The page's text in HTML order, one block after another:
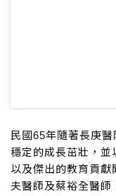
民國65年隨著長庚
穩定的成長茁壯，並
以及傑出的教育貢獻
夫醫師及蔡裕全醫